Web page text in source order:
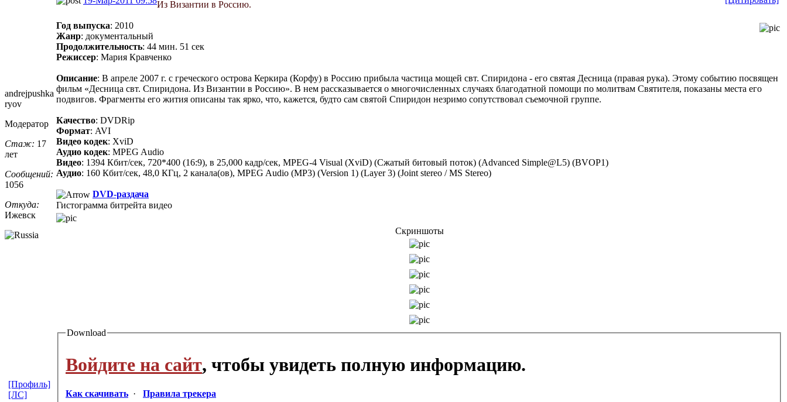
andrejpushka
ryov
Модератор
Стаж: 17
лет
Сообщений:
1056
Откуда:
Ижевск
Из Византии в Россию.
Год выпуска: 2010
Жанр: документальный
Продолжительность: 44 мин. 51 сек
Режиссер: Мария Кравченко
Описание: В апреле 2007 г. с греческого острова Керкира (Корфу) в Россию прибыла частица мощей свт. Спиридона - его святая Десница (правая рука). Этому событию посвящен
фильм «Десница свт. Спиридона. Из Византии в Россию». В нем рассказывается о многочисленных случаях благодатной помощи по молитвам Святителя, показаны места его
подвигов. Фрагменты его жития описаны так ярко, что, кажется, будто сам святой Спиридон незримо сопутствовал съемочной группе.
Качество: DVDRip
Формат: AVI
Видео кодек: XviD
Аудио кодек: MPEG Audio
Видео: 1394 Кбит/сек, 720*400 (16:9), в 25,000 кадр/сек, MPEG-4 Visual (XviD) (Сжатый битовый поток) (Advanced Simple@L5) (BVOP1)
Аудио: 160 Кбит/сек, 48,0 КГц, 2 канала(ов), MPEG Audio (MP3) (Version 1) (Layer 3) (Joint stereo / MS Stereo)
DVD-раздача
Гистограмма битрейта видео
Скриншоты
Download
Войдите на сайт, чтобы увидеть полную информацию.
Как скачивать · Правила трекера
[Профиль]
[ЛС]